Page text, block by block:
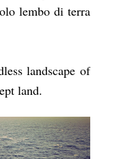
lembo di terra
landscape of
land.